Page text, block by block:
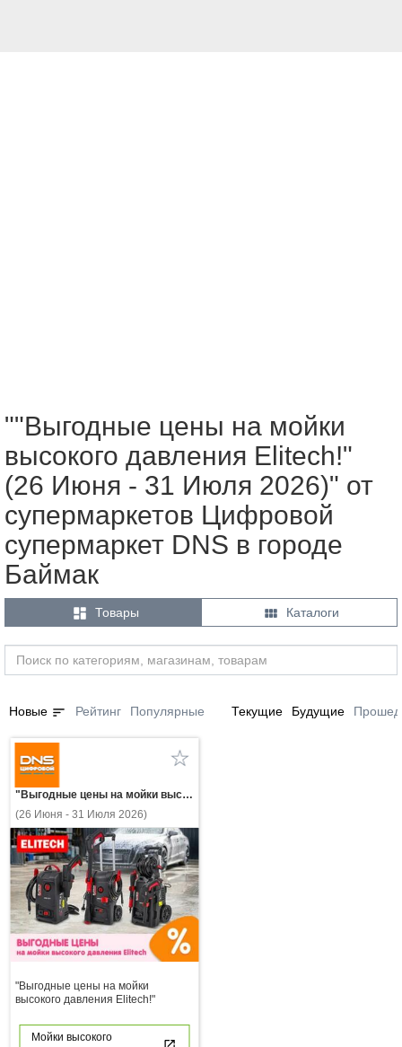
""Выгодные цены на мойки
высокого давления Elitech!"
(26 Июня - 31 Июля 2026)" от
супермаркетов Цифровой
супермаркет DNS в городе
Баймак
 Товары  Каталоги
Новые sort Рейтинг Популярные Текущие Будущие
"Выгодные цены на мойки высокого давления Elitech!"
(26 Июня - 31 Июля 2026)
"Выгодные цены на мойки
высокого давления Elitech!"
Мойки высокого